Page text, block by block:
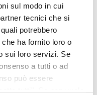
sul modo in cui
tecnici che si
potrebbero
ha fornito loro o
sui loro servizi. Se
a tutti o ad
può essere
tutti". Se non vuole